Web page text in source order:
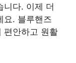
니다. 이제 더
요. 블루핸즈
편안하고 원활